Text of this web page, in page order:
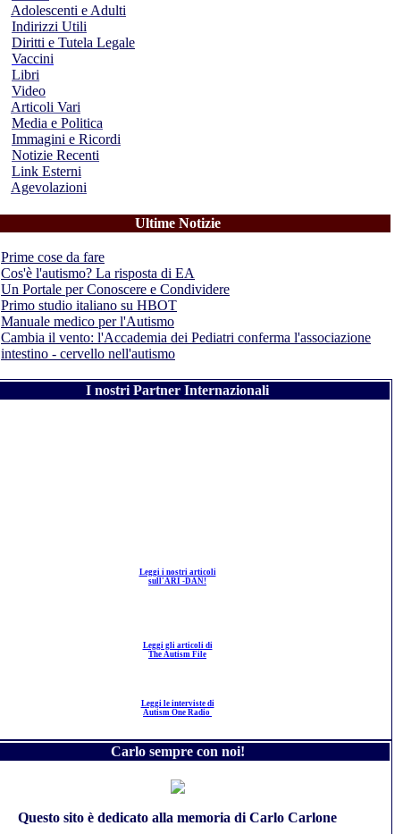
Adolescenti e Adulti
Indirizzi Utili
Diritti e Tutela Legale
Vaccini
Libri
Video
Articoli Vari
Media e Politica
Immagini e Ricordi
Notizie Recenti
Link Esterni
Agevolazioni
Ultime Notizie
Prime cose da fare
Cos'è l'autismo? La risposta di EA
Un Portale per Conoscere e Condividere
Primo studio italiano su HBOT
Manuale medico per l'Autismo
Cambia il vento: l'Accademia dei Pediatri conferma l'associazione
intestino - cervello nell'autismo
I nostri Partner Internazionali
Leggi i nostri articoli
sull'ARI -DAN!
Leggi gli articoli di
The Autism File
Leggi le interviste di
Autism One Radio
Carlo sempre con noi!
Questo sito è dedicato alla memoria di Carlo Carlone